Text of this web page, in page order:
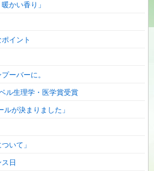
かい香り」
イント
ーバーに。
ル生理学・医学賞受賞
ルが決まりました」
いて」
日